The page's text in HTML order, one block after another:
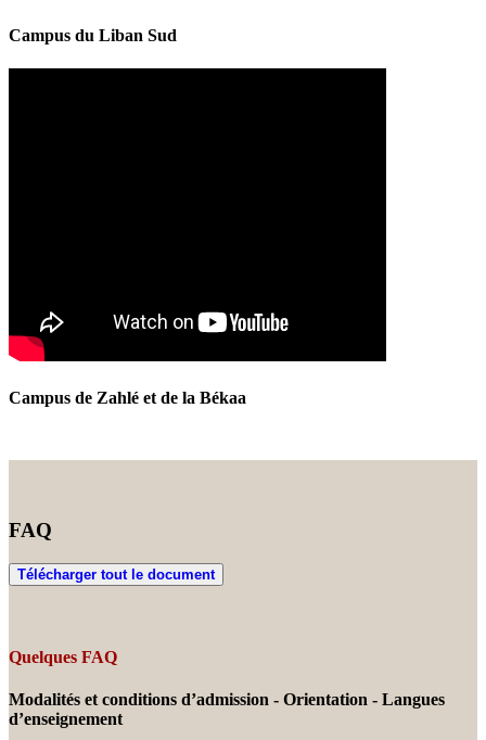
Campus du Liban Sud
Campus de Zahlé et de la Békaa
FAQ
Télécharger tout le document
Quelques FAQ
Modalités et conditions d’admission - Orientation - Langues
d’enseignement